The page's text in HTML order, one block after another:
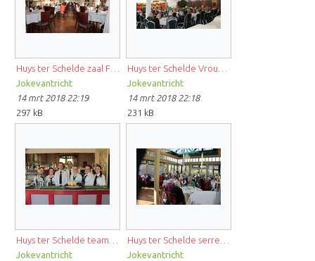
Jokevantricht
14 mrt 2018 22:19
297 kB
Jokevantricht
14 mrt 2018 22:18
231 kB
Jokevantricht
Jokevantricht